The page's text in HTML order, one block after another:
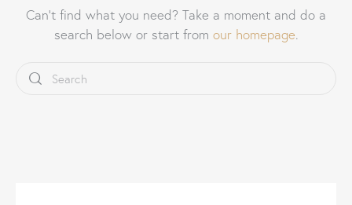
Can't find what you need? Take a moment and do a
search below or start from our homepage.